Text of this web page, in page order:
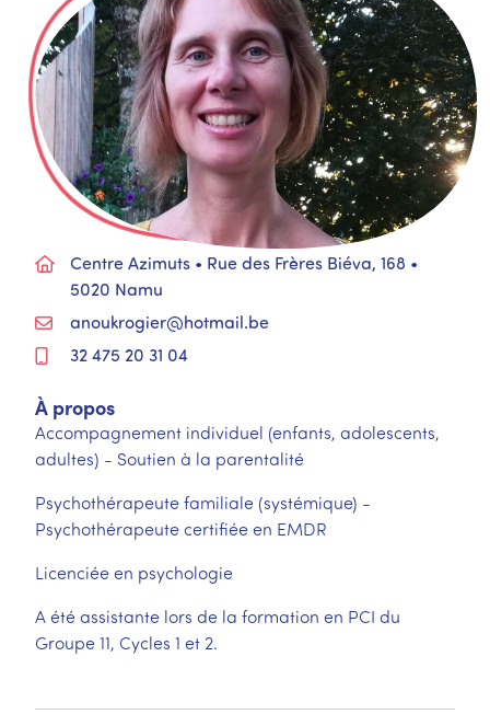
À propos
Accompagnement individuel (enfants, adolescents,
adultes) - Soutien à la parentalité
Psychothérapeute familiale (systémique) -
Psychothérapeute certifiée en EMDR
Licenciée en psychologie
A été assistante lors de la formation en PCI du
Groupe 11, Cycles 1 et 2.
Centre Azimuts • Rue des Frères Biéva, 168 •
5020 Namu
anoukrogier@hotmail.be
32 475 20 31 04